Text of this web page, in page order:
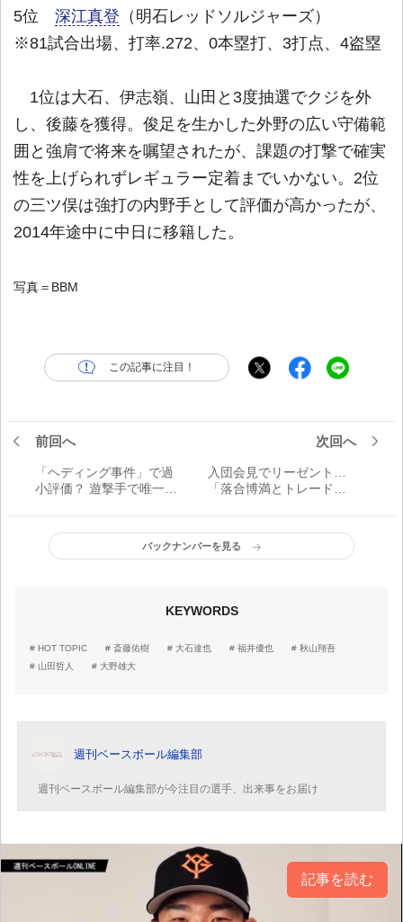
5位 深江真登 （明石レッドソルジャーズ）
※81試合出場、打率.272、0本塁打、3打点、4盗塁
1位は大石、伊志嶺、山田と3度抽選でクジを外
し、後藤を獲得。俊足を生かした外野の広い守備範
囲と強肩で将来を嘱望されたが、課題の打撃で確実
性を上げられずレギュラー定着までいかない。2位
の三ツ俣は強打の内野手として評価が高かったが、
2014年途中に中日に移籍した。
写真＝BBM
この記事に注目！
前回へ
「ヘディング事件」で過
小評価？ 遊撃手で唯一本
は
次回へ
入団会見でリーゼント…
「落合博満とトレード」
バックナンバーを見る
KEYWORDS
HOT TOPIC 斎藤佑樹 大石達也 福井優也
秋山翔吾
山田哲人
大野雄大
週刊ベースボール編集部
週刊ベースボール編集部が今注目の選手、出来事をお届け
記事を読む